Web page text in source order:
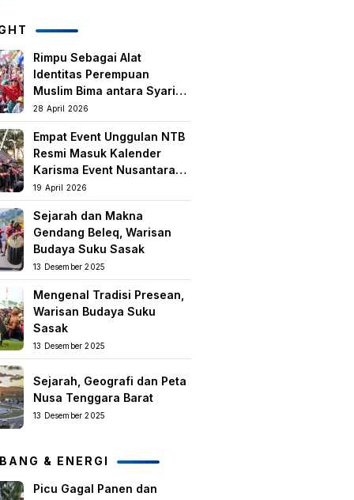
Rimpu Sebagai Alat
Identitas Perempuan
Muslim Bima antara Syariat,
Tradisi lokal, dan
Manifestasi Nilai-nilai
keislaman
28 April 2026
Empat Event Unggulan NTB
Resmi Masuk Kalender
Karisma Event Nusantara
(KEN) 2026
19 April 2026
Sejarah dan Makna
Gendang Beleq, Warisan
Budaya Suku Sasak
13 Desember 2025
Mengenal Tradisi Presean,
Warisan Budaya Suku
Sasak
13 Desember 2025
Sejarah, Geografi dan Peta
Nusa Tenggara Barat
13 Desember 2025
& ENERGI
Picu Gagal Panen dan